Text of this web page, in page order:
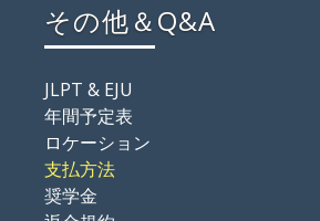
その他＆Q&A
JLPT & EJU
年間予定表
ロケーション
支払方法
奨学金